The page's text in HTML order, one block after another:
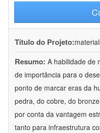
Título do Projeto:
Resumo: A habilidade de
de importância para o
ponto de marcar eras da
pedra, do cobre, do
por conta da vantagem
tanto para infraestrutura